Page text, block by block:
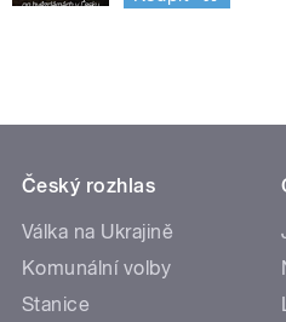
Český rozhlas
Válka na Ukrajině
Komunální volby
Stanice